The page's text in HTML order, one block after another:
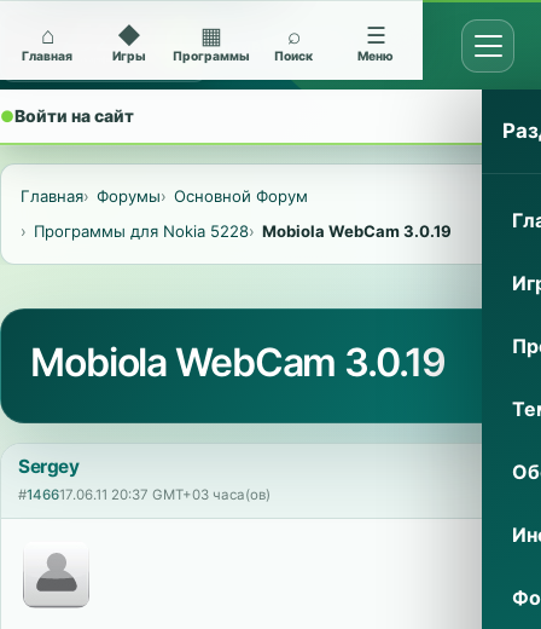
Архив Nokia 5228
●Войти на сайт
⌂
Главная
◆
Игры
▦
Программы
⌕
Поиск
☰
Меню
Главная Форумы
Основной Форум
Программы для Nokia 5228
Mobiola WebCam 3.0.19
Mobiola WebCam 3.0.19
Sergey
#146617.06.11 20:37 GMT+03 часа(ов)